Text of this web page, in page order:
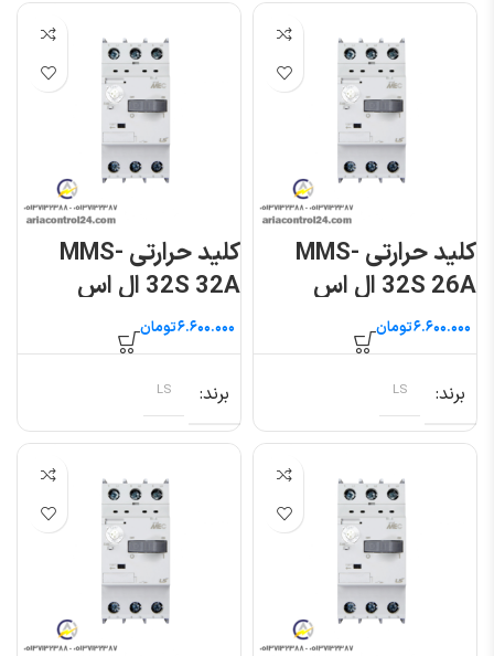
کلید حرارتی MMS-
32S 26A ال اس
تومان
برند LS
کلید حرارتی MMS-
32S 32A ال اس
تومان
برند LS